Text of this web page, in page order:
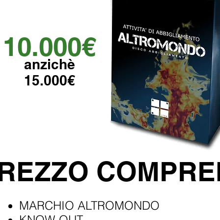
10.000€
anzichè
15.000€
MARCHIO ALTROMONDO